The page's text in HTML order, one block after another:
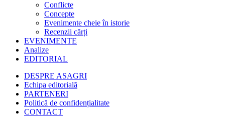
Conflicte
Concepte
Evenimente cheie în istorie
Recenzii cărți
EVENIMENTE
Analize
EDITORIAL
DESPRE ASAGRI
Echipa editorială
PARTENERI
Politică de confidențialitate
CONTACT